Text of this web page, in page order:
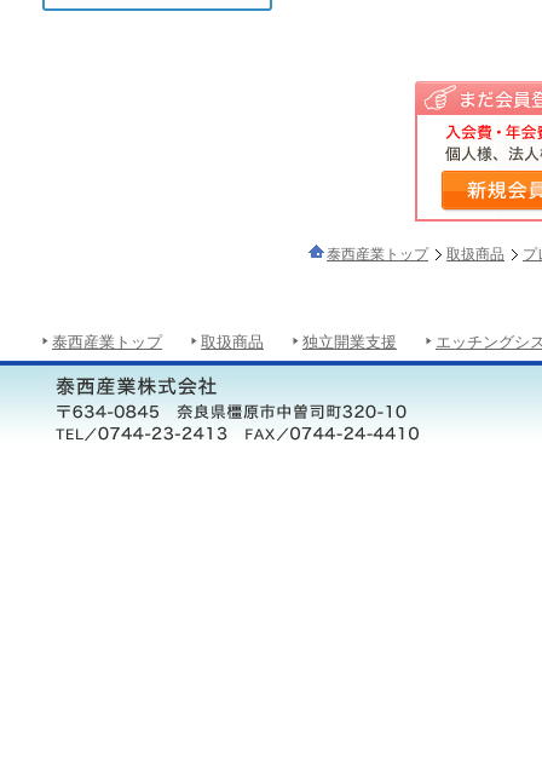
泰西産業トップ 取扱商品 プ
泰西産業トップ 取扱商品 独立開業支援 エッチングシ